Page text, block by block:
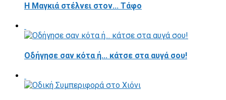
H Μαγκιά στέλνει στον... Τάφο
Οδήγησε σαν κότα ή... κάτσε στα αυγά σου!